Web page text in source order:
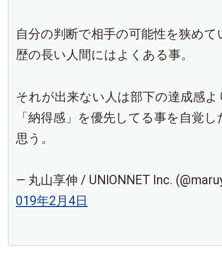
自分の判断で相手の可能性を狭め
歴の長い人間にはよくある事。
それが出来ない人は部下の達成感
「納得感」を優先してる事を自覚
思う。
— 丸山享伸 / UNIONNET Inc.
019年2月4日